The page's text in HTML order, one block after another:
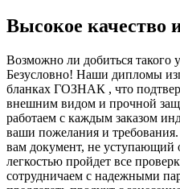
Высокое качество
Возможно ли добиться такого
Безусловно! Наши дипломы
бланках ГОЗНАК , что
внешним видом и прочной
работаем с каждым заказом
ваши пожелания и
вам документ, не уступающий
легкостью пройдет все
сотрудничаем с надежными